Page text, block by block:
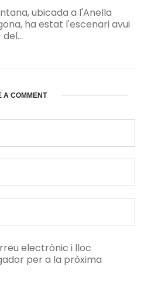
ubicada a l'Anella
ha estat l'escenari avui
del...
A COMMENT
electrònic i lloc
per a la pròxima